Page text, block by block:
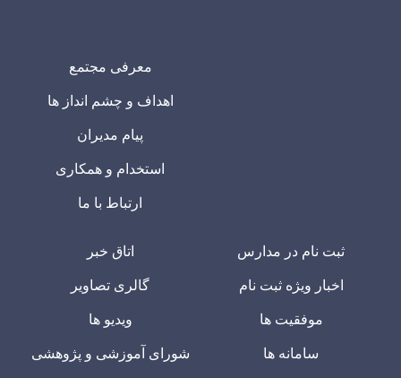
معرفی مجتمع
اهداف و چشم انداز ها
پیام مدیران
استخدام و همکاری
ارتباط با ما
ثبت نام در مدارس
اخبار ویژه ثبت نام
موفقیت ها
سامانه ها
اتاق خبر
گالری تصاویر
ویدیو ها
شورای آموزشی و پژوهشی